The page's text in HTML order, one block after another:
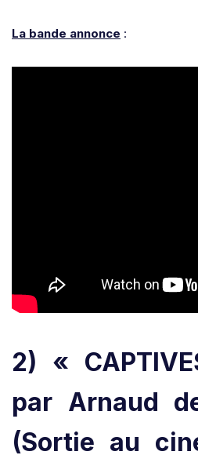
La bande annonce :
2) «
par Arnaud
(Sortie au